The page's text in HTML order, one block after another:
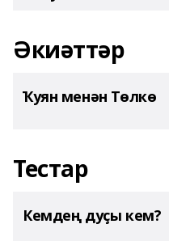
Әкиәттәр
Ҡуян менән Төлкө
Тестар
Кемдең дуҫы кем?